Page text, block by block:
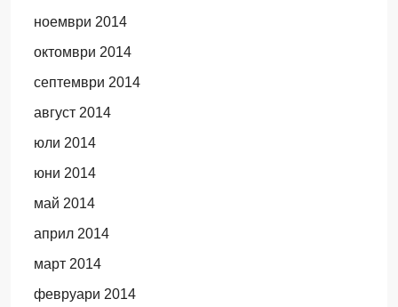
ноември 2014
октомври 2014
септември 2014
август 2014
юли 2014
юни 2014
май 2014
април 2014
март 2014
февруари 2014